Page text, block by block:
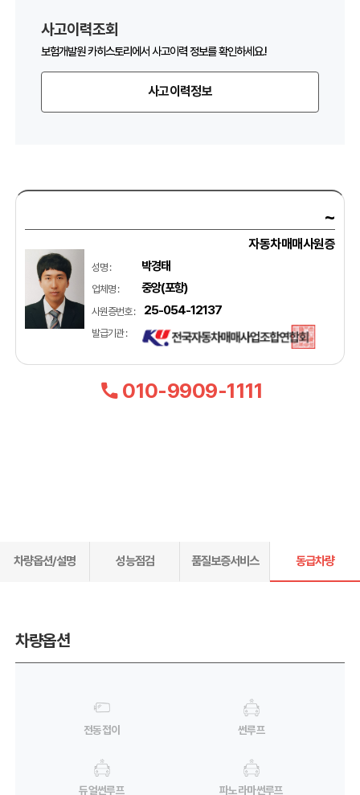
사고이력조회
보험개발원 카히스토리에서 사고이력 정보를 확인하세요.!
사고이력정보
~
자동차매매사원증
성명 : 박경태
업체명 : 중앙(포항)
사원증번호 : 25-054-12137
발급기관 :
010-9909-1111
차량옵션/설명 성능점검 품질보증서비스 동급차량
차량옵션
전동접이 썬루프
듀얼썬루프 파노라마썬루프